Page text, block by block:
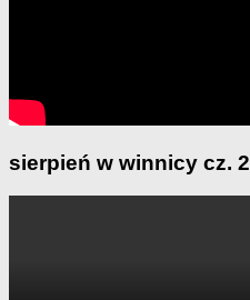
sierpień w winnicy cz. 2